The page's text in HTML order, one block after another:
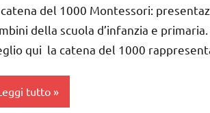
GLI
3 ai
anni
catena del 1000 Montessori:
della scuola d’infanzia e
qui la catena del 1000
tutto